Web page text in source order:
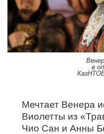
в
Мечтает Венера
Виолетты из
Чио Сан и Анны